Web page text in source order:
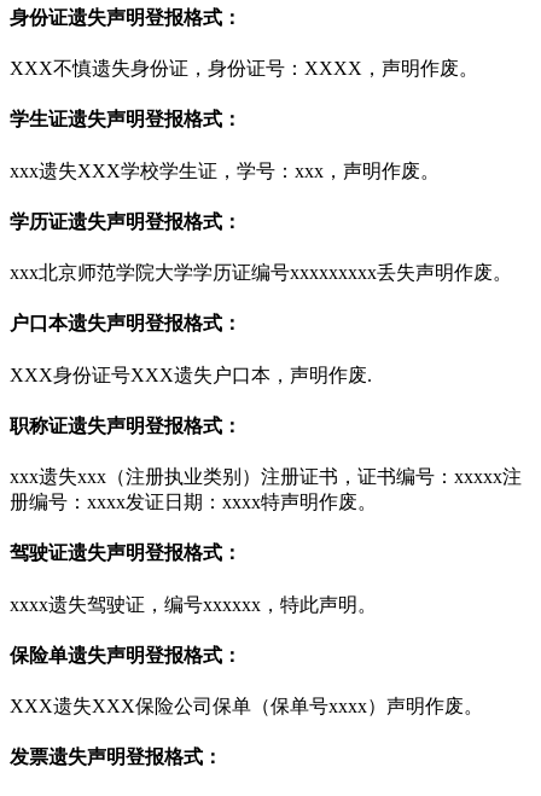
身份证遗失声明登报格式：
XXX不慎遗失身份证，身份证号：XXXX，声明作废。
学生证遗失声明登报格式：
xxx遗失XXX学校学生证，学号：xxx，声明作废。
学历证遗失声明登报格式：
xxx北京师范学院大学学历证编号xxxxxxxxx丢失声明作废。
户口本遗失声明登报格式：
XXX身份证号XXX遗失户口本，声明作废.
职称证遗失声明登报格式：
xxx遗失xxx（注册执业类别）注册证书，证书编号：xxxxx注
册编号：xxxx发证日期：xxxx特声明作废。
驾驶证遗失声明登报格式：
xxxx遗失驾驶证，编号xxxxxx，特此声明。
保险单遗失声明登报格式：
XXX遗失XXX保险公司保单（保单号xxxx）声明作废。
发票遗失声明登报格式：